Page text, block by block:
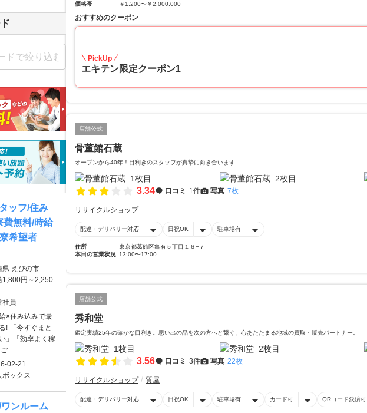
価格帯
￥1,200〜￥2,000,000
おすすめのクーポン
PickUp
エキテン限定クーポン1
店舗公式
骨董館石蔵
オープンから40年！目利きのスタッフが真摯に向き合います
3.34 口コミ 1件 写真 7枚
リサイクルショップ
配達・デリバリー対応 日祝OK 駐車場有
住所
東京都葛飾区亀有５丁目１６−７
本日の営業状況 13:00〜17:00
店舗公式
秀和堂
鑑定実績25年の確かな目利き。思い出の品を次の方へと繋ぐ、心あたたまる地域の買取・販売パートナー。
3.56 口コミ 3件 写真 22枚
リサイクルショップ 質屋
配達・デリバリー対応 日祝OK 駐車場有 カード可 QRコード決済可
ッフ/住み
費無料/時給
希望者
県 えびの市
1,800円～2,250
社員
×住み込みで最
! 「今すぐまと
」「効率よく稼
ご…
02-21
ボックス
ンルーム